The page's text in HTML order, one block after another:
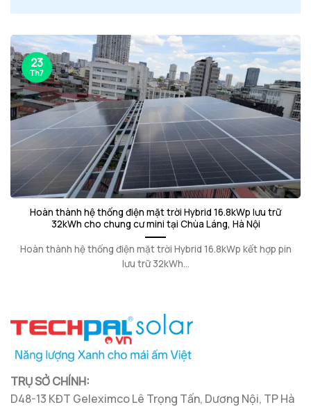
Hoàn thành hệ thống điện mặt trời Hybrid 16.8kWp lưu trữ
32kWh cho chung cư mini tại Chùa Láng, Hà Nội
Hoàn thành hệ thống điện mặt trời Hybrid 16.8kWp kết hợp pin
lưu trữ 32kWh...
23
Th7
TRỤ SỞ CHÍNH:
D48-13 KĐT Geleximco Lê Trọng Tấn, Dương Nội, TP Hà